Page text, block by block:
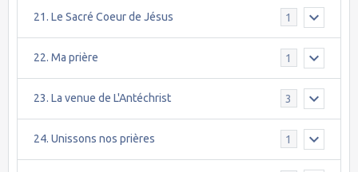
21. Le Sacré Coeur de Jésus 1
22. Ma prière 1
23. La venue de L'Antéchrist 3
24. Unissons nos prières 1